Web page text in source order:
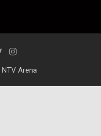
NTV Arena